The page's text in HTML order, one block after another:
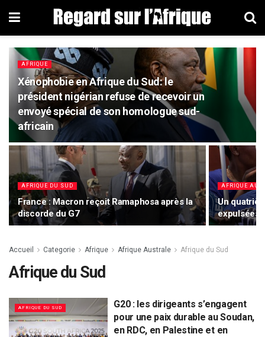
AFRIQUE
Xénophobie en Afrique du Sud: le
président nigérian refuse de recevoir un
envoyé spécial de son homologue sud-
africain
AFRIQUE DU SUD
France : Macron reçoit Ramaphosa après la
discorde du G7
AFRIQUE
Un
expulsées
Accueil Categorie Afrique Afrique Australe Afrique du Sud
Afrique du Sud
AFRIQUE DU SUD
G20 : les dirigeants s’engagent
pour une paix durable au Soudan,
en RDC, en Palestine et en